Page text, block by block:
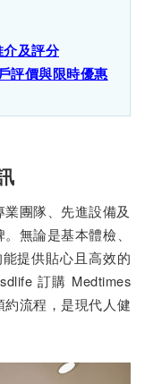
及評分
評價與限時優惠
團隊、先進設備及
無論是基本體檢、
提供貼心且高效的
訂購 Medtimes
流程，是現代人健